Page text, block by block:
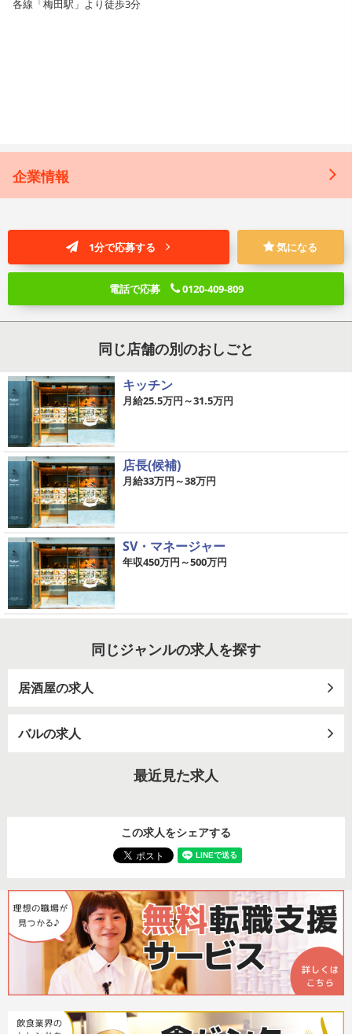
各線「梅田駅」より徒歩3分
企業情報
1分で応募する 気になる
電話で応募 0120-409-809
同じ店舗の別のおしごと
キッチン
月給25.5万円～31.5万円
店長(候補)
月給33万円～38万円
SV・マネージャー
年収450万円～500万円
同じジャンルの求人を探す
居酒屋の求人
バルの求人
最近見た求人
この求人をシェアする